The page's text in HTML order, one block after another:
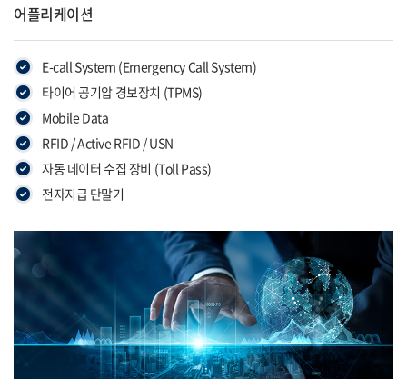
어플리케이션
E-call System (Emergency Call System)
타이어 공기압 경보장치 (TPMS)
Mobile Data
RFID / Active RFID / USN
자동 데이터 수집 장비 (Toll Pass)
전자지급 단말기